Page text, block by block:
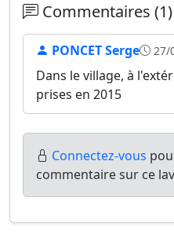
Commentaires (1)
PONCET Serge 27/
Dans le village, à
prises en 2015
Connectez-vous
commentaire sur ce